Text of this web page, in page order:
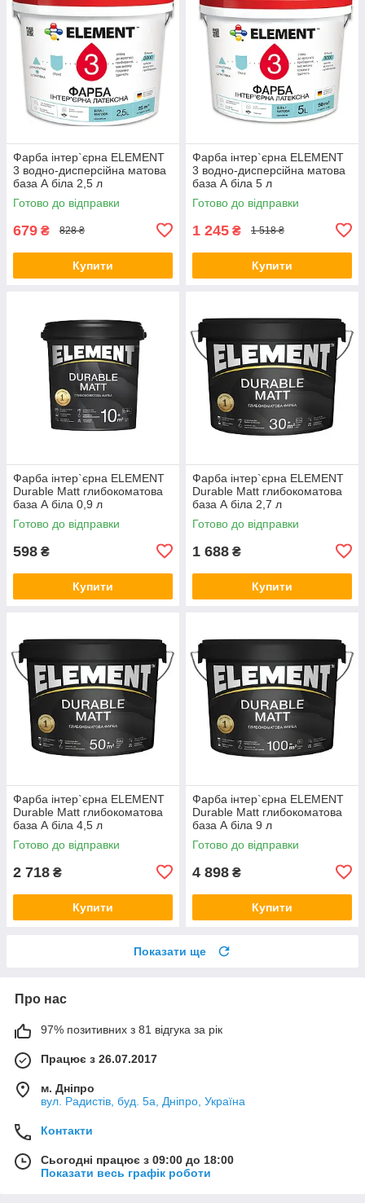
Фарба інтер`єрна ELEMENT
3 водно-дисперсійна матова
база А біла 2,5 л
Готово до відправки
679 ₴ 828 ₴
Купити
Фарба інтер`єрна ELEMENT
3 водно-дисперсійна матова
база А біла 5 л
Готово до відправки
1 245 ₴ 1 518 ₴
Купити
Фарба інтер`єрна ELEMENT
Durable Matt глибокоматова
база А біла 0,9 л
Готово до відправки
598 ₴
Купити
Фарба інтер`єрна ELEMENT
Durable Matt глибокоматова
база А біла 2,7 л
Готово до відправки
1 688 ₴
Купити
Фарба інтер`єрна ELEMENT
Durable Matt глибокоматова
база А біла 4,5 л
Готово до відправки
2 718 ₴
Купити
Фарба інтер`єрна ELEMENT
Durable Matt глибокоматова
база А біла 9 л
Готово до відправки
4 898 ₴
Купити
Показати ще
Про нас
97% позитивних з 81 відгука за рік
Працює з 26.07.2017
м. Дніпро
вул. Радистів, буд. 5а, Дніпро, Україна
Контакти
Сьогодні працює з 09:00 до 18:00
Показати весь графік роботи